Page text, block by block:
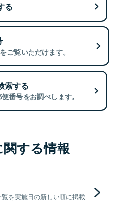
る
ご覧いただけます。
索する
番号をお調べします。
する情報
を実施日の新しい順に掲載